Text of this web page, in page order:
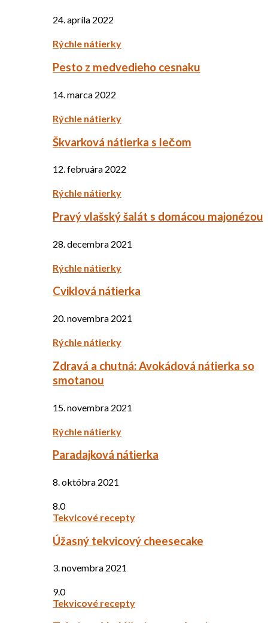
24. apríla 2022
Rýchle nátierky
Pesto z medvedieho cesnaku
14. marca 2022
Rýchle nátierky
Škvarková nátierka s lečom
12. februára 2022
Rýchle nátierky
Pravý vlašský šalát s domácou majonézou
28. decembra 2021
Rýchle nátierky
Cviklová nátierka
20. novembra 2021
Rýchle nátierky
Zdravá a chutná: Avokádová nátierka so
smotanou
15. novembra 2021
Rýchle nátierky
Paradajková nátierka
8. októbra 2021
8.0
Tekvicové recepty
Úžasný tekvicový cheesecake
3. novembra 2021
9.0
Tekvicové recepty